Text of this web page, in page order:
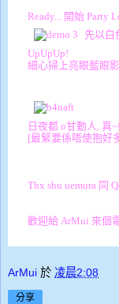
Ready... 開始 Party
先以白
UpUpUp!
細心掃上亮眼藍眼
日夜都 o甘動人, 真
[最緊要係唔使抱好
Thx shu uemura 同
歡迎給 ArMui 來個
ArMui 於 凌晨2:08
分享